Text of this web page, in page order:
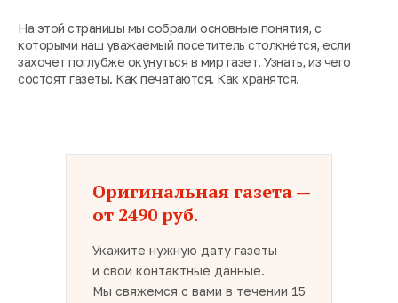
На этой страницы мы собрали основные понятия, с
которыми наш уважаемый посетитель столкнётся, если
захочет поглубже окунуться в мир газет. Узнать, из чего
состоят газеты. Как печатаются. Как хранятся.
Оригинальная газета —
от 2490 руб.
Укажите нужную дату газеты
и свои контактные данные.
Мы свяжемся с вами в течении 15